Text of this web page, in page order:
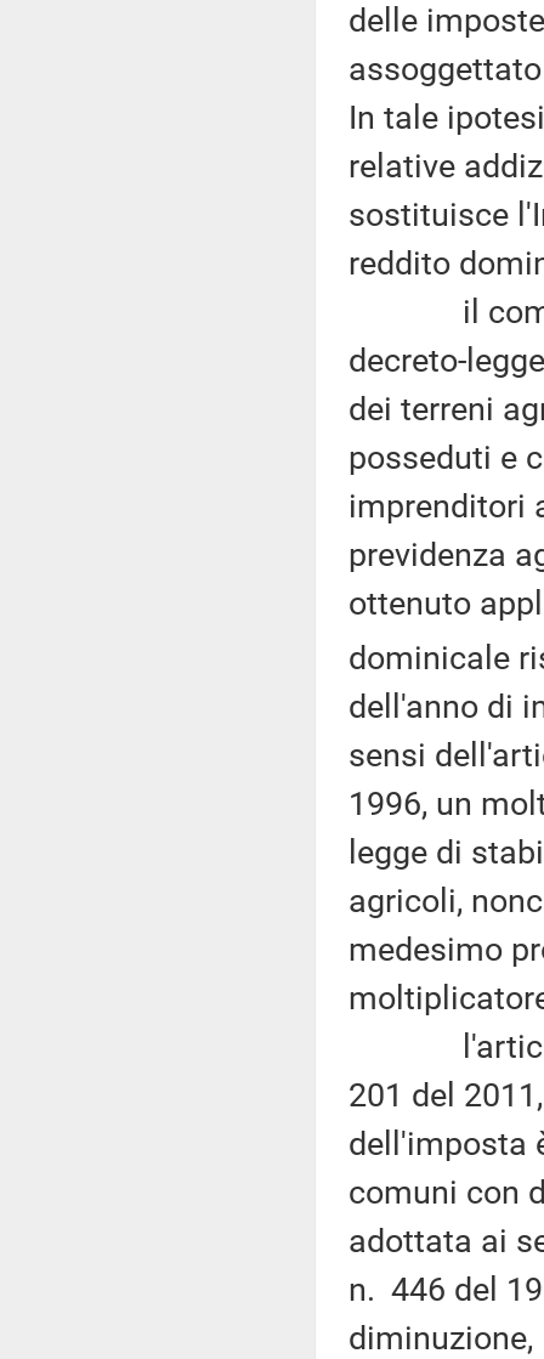
delle
In tale
relative
sostituisce
reddito
il comma
decreto-
dei terreni
posseduti e
imprenditori
previdenza
ottenuto
dominicale
dell'anno di
sensi
1996, un
legge di
agricoli,
medesimo
l'articolo
201 del
dell'imposta
comuni con
adottata ai
n. 446 del